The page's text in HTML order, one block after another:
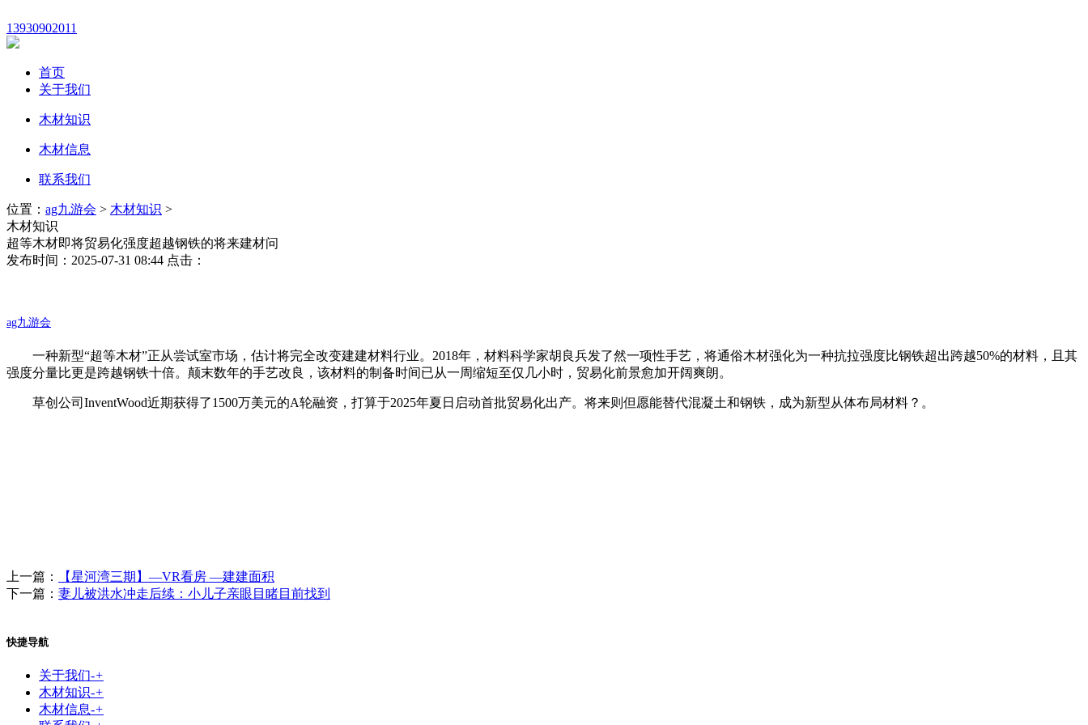
13930902011
首页
关于我们
木材知识
木材信息
联系我们
位置： ag九游会 > 木材知识 >
木材知识
超等木材即将贸易化强度超越钢铁的将来建材问
发布时间：2025-07-31 08:44 点击：
ag九游会
一种新型“超等木材”正从尝试室市场，估计将完全改变建建材料行业。2018年，材料科学家胡良兵发了然一项性手艺，将通俗木材强化为一种抗拉强度比钢铁超出跨越50%的材料，且其
强度分量比更是跨越钢铁十倍。颠末数年的手艺改良，该材料的制备时间已从一周缩短至仅几小时，贸易化前景愈加开阔爽朗。
草创公司InventWood近期获得了1500万美元的A轮融资，打算于2025年夏日启动首批贸易化出产。将来则但愿能替代混凝土和钢铁，成为新型从体布局材料？。
上一篇：
【星河湾三期】—VR看房 —建建面积
下一篇： 妻儿被洪水冲走后续：小儿子亲眼目睹目前找到
快捷导航
关于我们-+
木材知识-+
木材信息-+